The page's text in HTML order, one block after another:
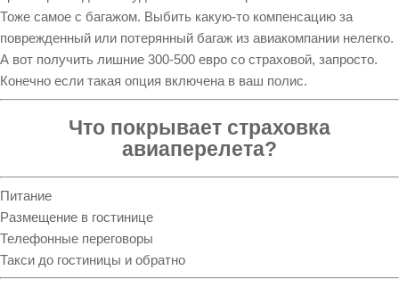
Тоже самое с багажом. Выбить какую-то компенсацию за
поврежденный или потерянный багаж из авиакомпании нелегко.
А вот получить лишние 300-500 евро со страховой, запросто.
Конечно если такая опция включена в ваш полис.
Что покрывает страховка
авиаперелета?
Питание
Размещение в гостинице
Телефонные переговоры
Такси до гостиницы и обратно